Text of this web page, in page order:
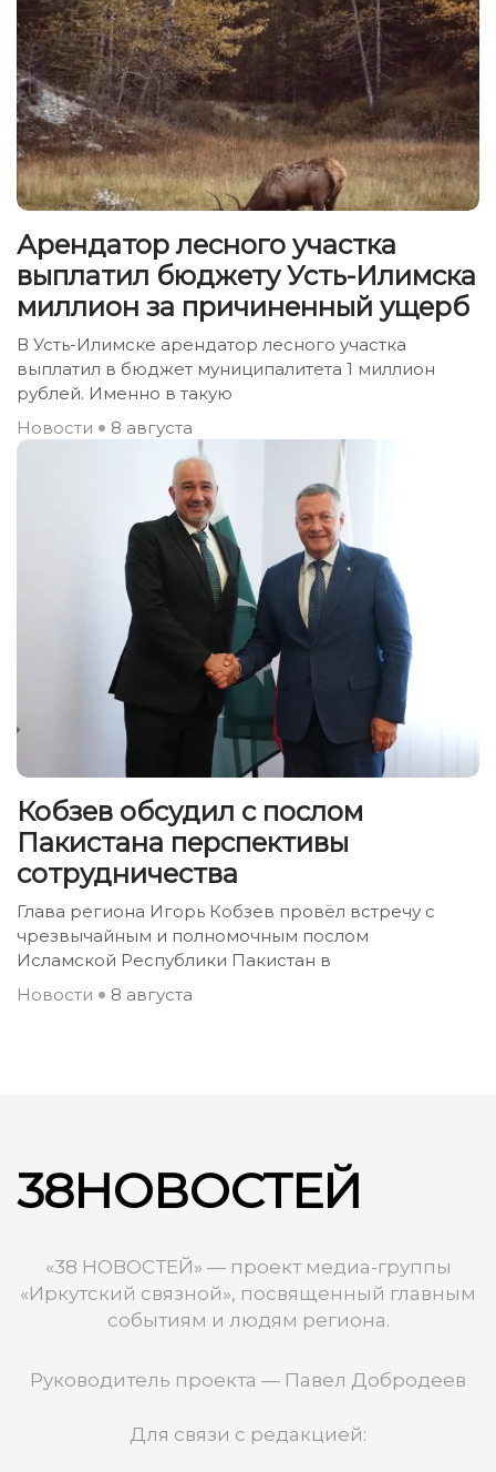
Арендатор лесного участка
выплатил бюджету Усть-Илимска
миллион за причиненный ущерб
В Усть-Илимске арендатор лесного участка
выплатил в бюджет муниципалитета 1 миллион
рублей. Именно в такую
Новости
8 августа
Кобзев обсудил с послом
Пакистана перспективы
сотрудничества
Глава региона Игорь Кобзев провёл встречу с
чрезвычайным и полномочным послом
Исламской Республики Пакистан в
Новости
8 августа
38НОВОСТЕЙ
«38 НОВОСТЕЙ» — проект медиа-группы
«Иркутский связной», посвященный главным
событиям и людям региона.
Руководитель проекта — Павел Добродеев
Для связи с редакцией: